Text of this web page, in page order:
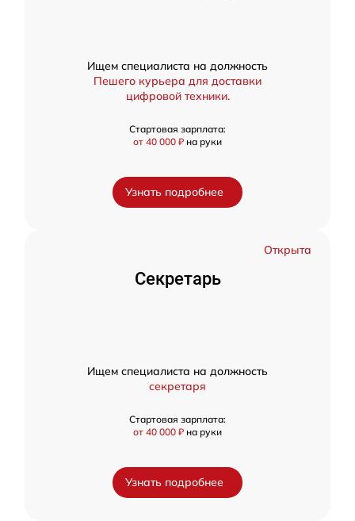
Ищем специалиста на должность
Пешего курьера для доставки
цифровой техники.
Стартовая зарплата:
от 40 000 ₽ на руки
Узнать подробнее
Открыта
Секретарь
Ищем специалиста на должность
секретаря
Стартовая зарплата:
от 40 000 ₽ на руки
Узнать подробнее